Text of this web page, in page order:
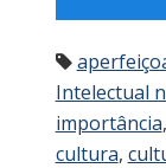
Intelectual
importância,
cultura,